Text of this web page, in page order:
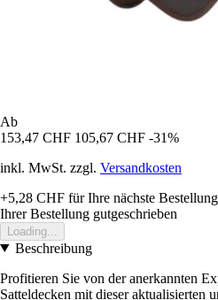
Ab
153,47 CHF 105,67 CHF -31%
inkl. MwSt. zzgl. Versandkosten
+5,28 CHF für Ihre nächste
Ihrer Bestellung gutgeschrieben
Loading...
Beschreibung
Profitieren Sie von der anerkannten
Satteldecken mit dieser aktualisierten